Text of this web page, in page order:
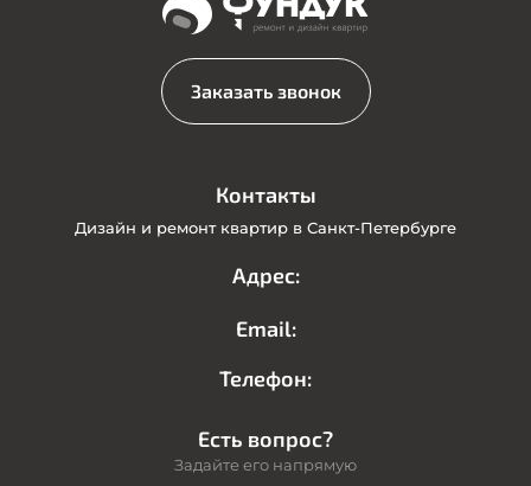
Заказать звонок
Контакты
Дизайн и ремонт квартир в Санкт-Петербурге
Адрес:
Email:
Телефон:
Есть вопрос?
Задайте его напрямую